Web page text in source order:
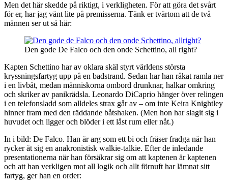
Men det här skedde på riktigt, i verkligheten. För att göra det svårt
för er, har jag vänt lite på premisserna. Tänk er tvärtom att de två
männen ser ut så här:
Den gode De Falco och den onde Schettino, all right?
Kapten Schettino har av oklara skäl styrt världens största
kryssningsfartyg upp på en badstrand. Sedan har han råkat ramla ner
i en livbåt, medan människorna ombord drunknar, halkar omkring
och skriker av panikrädsla. Leonardo DiCaprio hänger över relingen
i en telefonsladd som alldeles strax går av – om inte Keira Knightley
hinner fram med den räddande båtshaken. (Men hon har slagit sig i
huvudet och ligger och blöder i ett låst rum eller nåt.)
In i bild: De Falco. Han är arg som ett bi och fräser fradga när han
rycker åt sig en anakronistisk walkie-talkie. Efter de inledande
presentationerna när han försäkrar sig om att kaptenen är kaptenen
och att han verkligen mot all logik och allt förnuft har lämnat sitt
fartyg, ger han en order: